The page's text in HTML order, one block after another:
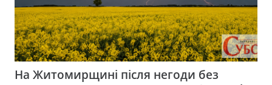
На Житомирщині після негоди без